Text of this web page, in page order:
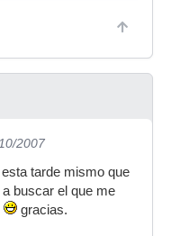
2007
tarde mismo que
buscar el que me
gracias.